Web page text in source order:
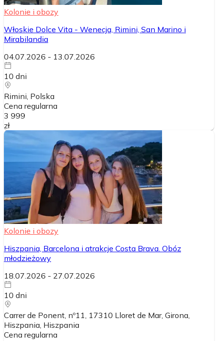
Kolonie i obozy
Włoskie Dolce Vita - Wenecja, Rimini, San Marino i
Mirabilandia
04.07.2026 - 13.07.2026
10 dni
Rimini, Polska
Cena regularna
3 999
zł
Kolonie i obozy
Hiszpania, Barcelona i atrakcje Costa Brava. Obóz
młodzieżowy
18.07.2026 - 27.07.2026
10 dni
Carrer de Ponent, nº11, 17310 Lloret de Mar, Girona,
Hiszpania, Hiszpania
Cena regularna